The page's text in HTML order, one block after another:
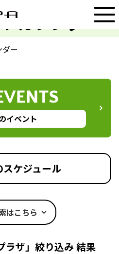
カレンダー
ー
イベント
ケジュール
はこちら
ラザ」絞り込み 結果